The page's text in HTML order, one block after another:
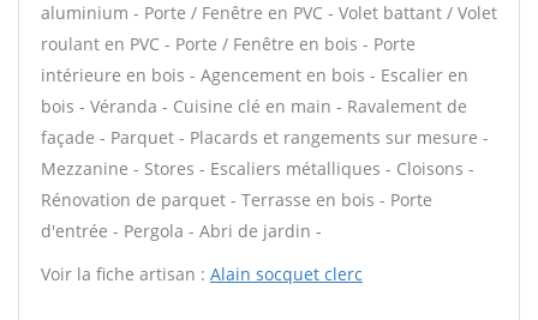
aluminium - Porte / Fenêtre en PVC - Volet battant / Volet
roulant en PVC - Porte / Fenêtre en bois - Porte
intérieure en bois - Agencement en bois - Escalier en
bois - Véranda - Cuisine clé en main - Ravalement de
façade - Parquet - Placards et rangements sur mesure -
Mezzanine - Stores - Escaliers métalliques - Cloisons -
Rénovation de parquet - Terrasse en bois - Porte
d'entrée - Pergola - Abri de jardin -
Voir la fiche artisan : Alain socquet clerc